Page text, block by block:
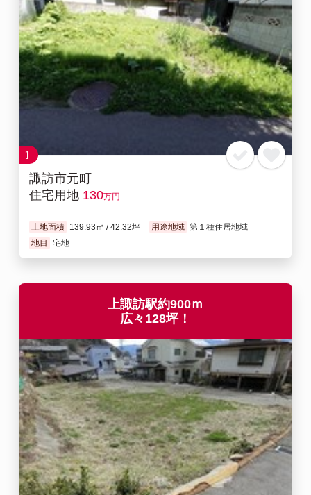
お気に入り 閲覧履歴
1
諏訪市元町
住宅用地 130万円
土地面積 139.93㎡ / 42.32坪 用途地域 第１種住居地域
地目
宅地
上諏訪駅約900ｍ
広々128坪！